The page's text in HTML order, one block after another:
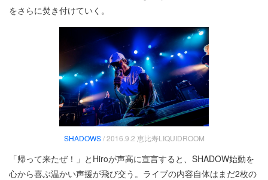
をさらに焚き付けていく。
SHADOWS/ 2016.9.2 恵比寿LIQUIDROOM
「帰って来たぜ！」とHiroが声高に宣言すると、SHADOW始動を
心から喜ぶ温かい声援が飛び交う。ライブの内容自体はまだ2枚の